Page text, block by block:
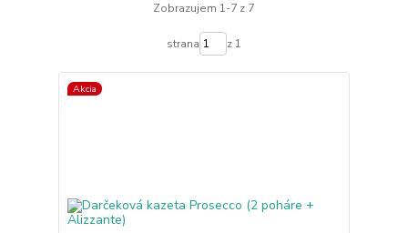
Zobrazujem 1-7 z 7
strana z 1
Akcia